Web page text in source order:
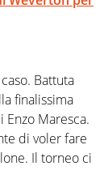
Battuta
finalissima
Maresca.
di voler fare
Il torneo ci